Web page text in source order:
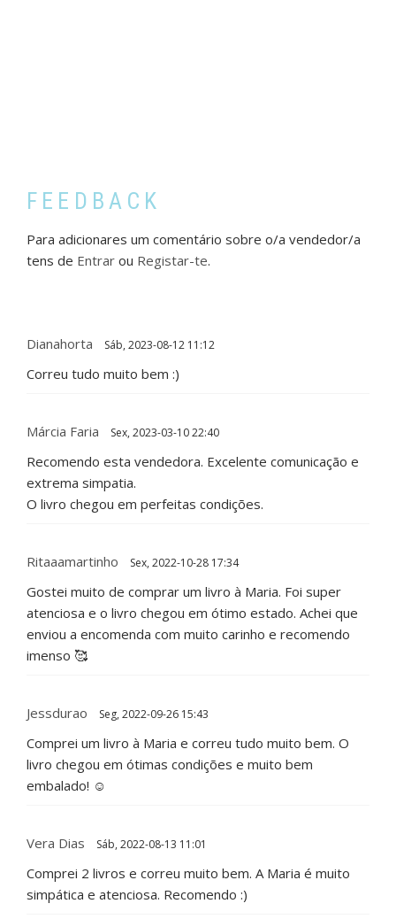
FEEDBACK
Para adicionares um comentário sobre o/a vendedor/a
tens de Entrar ou Registar-te.
Dianahorta Sáb, 2023-08-12 11:12
Correu tudo muito bem :)
Márcia Faria Sex, 2023-03-10 22:40
Recomendo esta vendedora. Excelente comunicação e
extrema simpatia.
O livro chegou em perfeitas condições.
Ritaaamartinho Sex, 2022-10-28 17:34
Gostei muito de comprar um livro à Maria. Foi super
atenciosa e o livro chegou em ótimo estado. Achei que
enviou a encomenda com muito carinho e recomendo
imenso 🥰
Jessdurao Seg, 2022-09-26 15:43
Comprei um livro à Maria e correu tudo muito bem. O
livro chegou em ótimas condições e muito bem
embalado! ☺️
Vera Dias Sáb, 2022-08-13 11:01
Comprei 2 livros e correu muito bem. A Maria é muito
simpática e atenciosa. Recomendo :)